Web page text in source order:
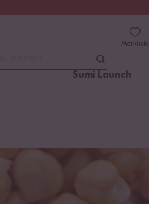
Merkliste
Sumi Launch